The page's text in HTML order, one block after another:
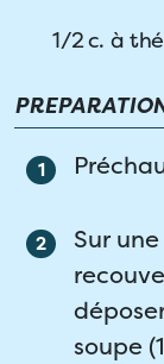
1/2 c. à
Sur
soupe